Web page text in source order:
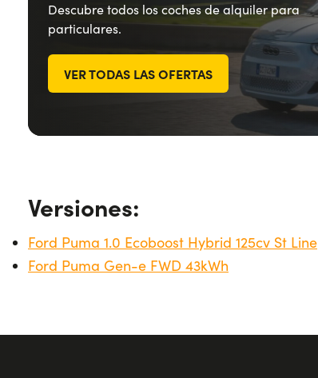
Descubre todos los coches de alquiler para
particulares.
VER TODAS LAS OFERTAS
Versiones:
Ford Puma 1.0 Ecoboost Hybrid 125cv St Line
Ford Puma Gen-e FWD 43kWh